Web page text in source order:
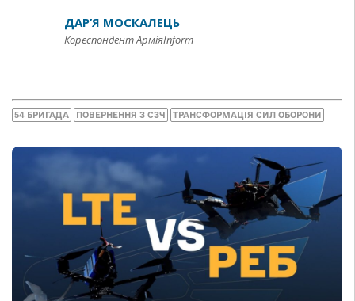
ДАР’Я МОСКАЛЕЦЬ
Кореспондент АрміяInform
54 БРИГАДА ПОВЕРНЕННЯ З СЗЧ ТРАНСФОРМАЦІЯ СИЛ ОБОРОНИ